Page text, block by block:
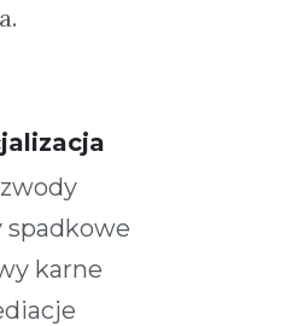
spadkowe
karne